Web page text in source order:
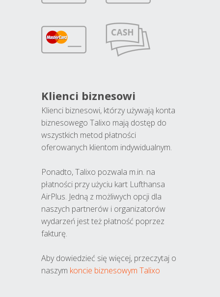
Klienci biznesowi
Klienci biznesowi, którzy używają konta
biznesowego Talixo mają dostęp do
wszystkich metod płatności
oferowanych klientom indywidualnym.
Ponadto, Talixo pozwala m.in. na
płatności przy użyciu kart Lufthansa
AirPlus. Jedną z możliwych opcji dla
naszych partnerów i organizatorów
wydarzeń jest też płatność poprzez
fakturę.
Aby dowiedzieć się więcej, przeczytaj o
naszym koncie biznesowym Talixo